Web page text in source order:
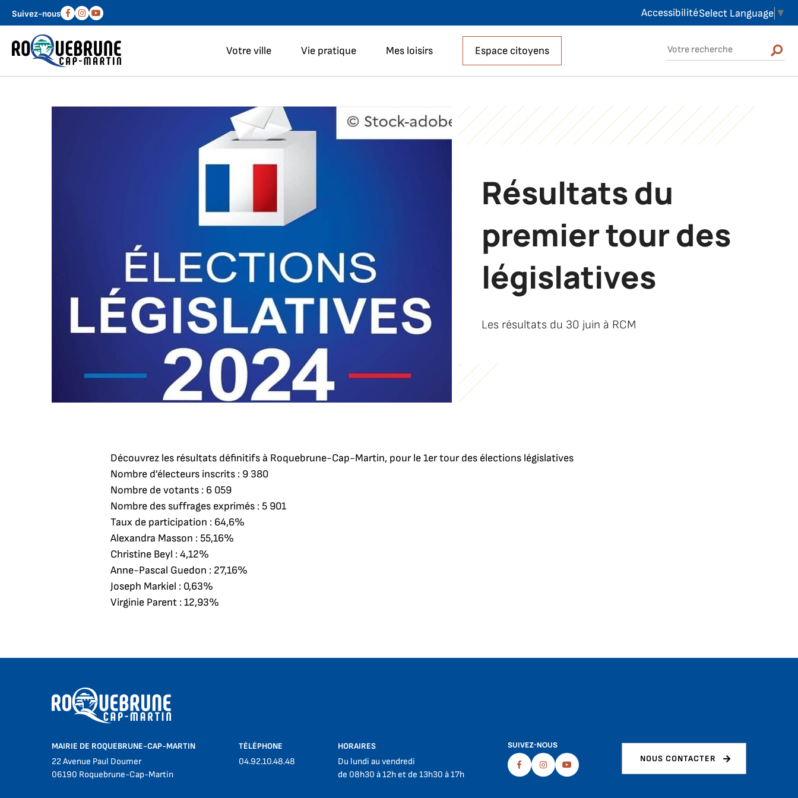
Votre ville Vie pratique Mes loisirs Espace citoyens Rechercher sur le site
Rechercher
Suivez-nous Facebook
Instagram
Youtube
AccessibilitéSelect Language ▼
Résultats du
premier tour des
législatives
Les résultats du 30 juin à RCM
Découvrez les résultats définitifs à Roquebrune-Cap-Martin, pour le 1er tour des élections législatives
Nombre d’électeurs inscrits : 9 380
Nombre de votants : 6 059
Nombre des suffrages exprimés : 5 901
Taux de participation : 64,6%
Alexandra Masson : 55,16%
Christine Beyl : 4,12%
Anne-Pascal Guedon : 27,16%
Joseph Markiel : 0,63%
Virginie Parent : 12,93%
MAIRIE DE ROQUEBRUNE-CAP-MARTIN
22 Avenue Paul Doumer
06190 Roquebrune-Cap-Martin
TÉLÉPHONE
04.92.10.48.48
HORAIRES
Du lundi au vendredi
de 08h30 à 12h et de 13h30 à 17h
SUIVEZ-NOUS
FacebookInstagramYoutube
NOUS CONTACTER